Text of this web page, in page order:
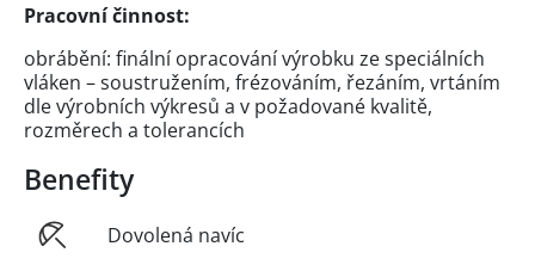
Pracovní činnost:
obrábění: finální opracování výrobku ze speciálních
vláken – soustružením, frézováním, řezáním, vrtáním
dle výrobních výkresů a v požadované kvalitě,
rozměrech a tolerancích
Benefity
Dovolená navíc